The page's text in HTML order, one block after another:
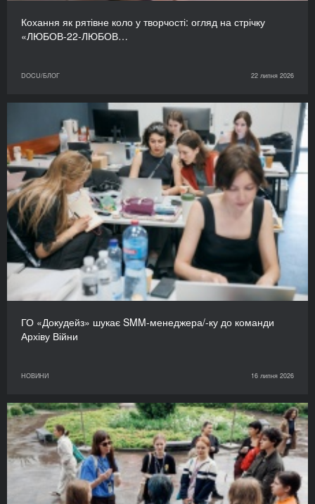
Кохання як рятівне коло у творчості: огляд на стрічку
«ЛЮБОВ-22-ЛЮБОВ…
DOCU/БЛОГ 22 липня 2026
ГО «Докудейз» шукає SMM-менеджера/-ку до команди
Архіву Війни
НОВИНИ 16 липня 2026